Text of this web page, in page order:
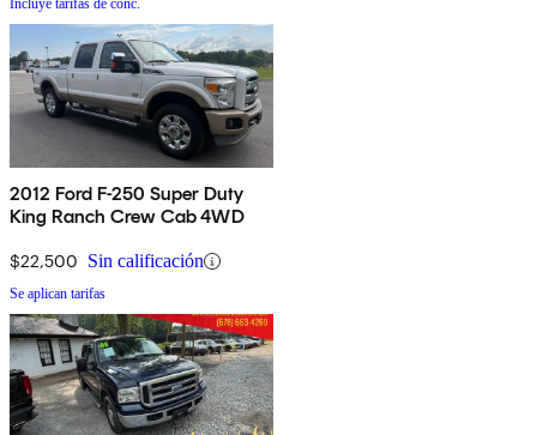
Incluye tarifas de conc.
2012 Ford F-250 Super Duty
King Ranch Crew Cab 4WD
$22,500 Sin calificación
Se aplican tarifas